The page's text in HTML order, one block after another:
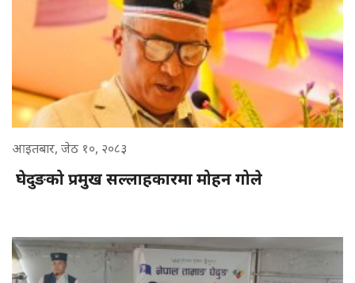
आइतबार, जेठ १०, २०८३
घेदुङको प्रमुख सल्लाहकारमा मोहन गोले